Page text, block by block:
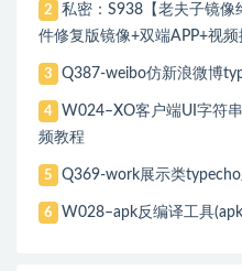
2
私密：S938【老夫子镜像
件修复版镜像+双端APP+视频
3 Q387-weibo仿新浪微博
4
W024–XO客户端UI字符
频教程
5 Q369-work展示类
6 W028–apk反编译工具